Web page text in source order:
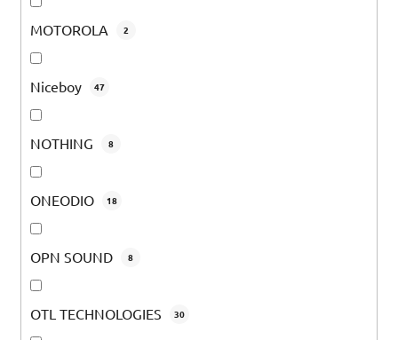
MOTOROLA 2
Niceboy 47
NOTHING 8
ONEODIO 18
OPN SOUND 8
OTL TECHNOLOGIES 30